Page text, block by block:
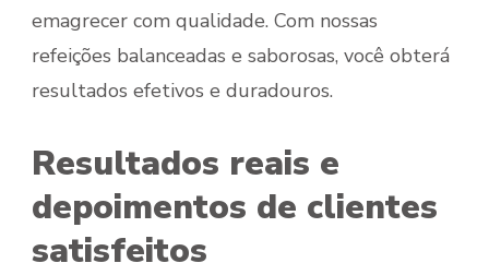
emagrecer com qualidade. Com nossas
refeições balanceadas e saborosas, você obterá
resultados efetivos e duradouros.
Resultados reais e
depoimentos de clientes
satisfeitos